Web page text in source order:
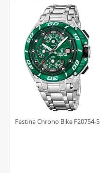
Festina Chrono Bike F20754-5